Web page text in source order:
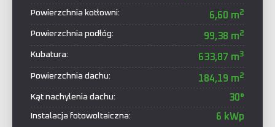
Powierzchnia kotłowni: 6,60 m2
Powierzchnia podłóg: 99,38 m2
Kubatura: 633,87 m3
Powierzchnia dachu: 184,19 m2
Kąt nachylenia dachu: 30°
Instalacja fotowoltaiczna: 6 kWp